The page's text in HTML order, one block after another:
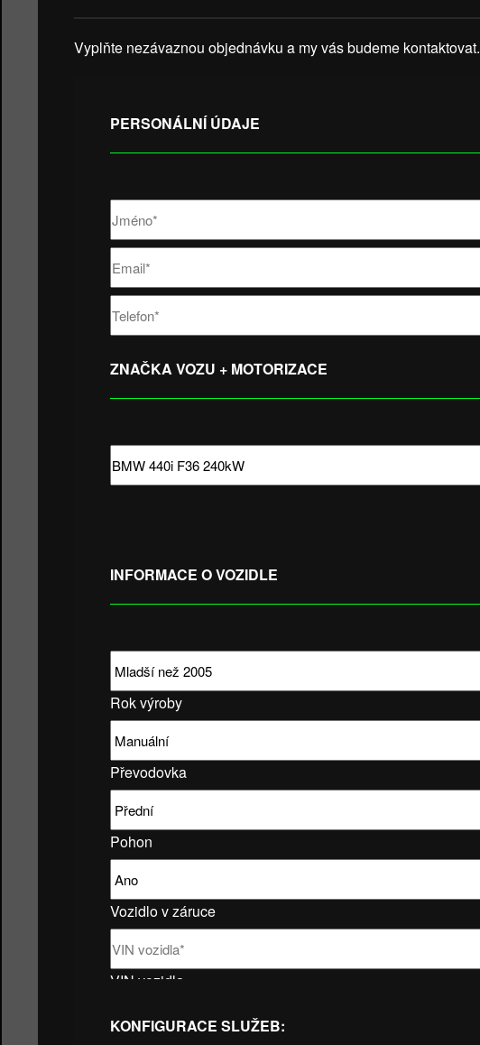
Vyplňte nezávaznou objednávku a my vás budeme kontaktovat.
PERSONÁLNÍ ÚDAJE
ZNAČKA VOZU + MOTORIZACE
INFORMACE O VOZIDLE
Rok výroby
Převodovka
Pohon
Vozidlo v záruce
VIN vozidla
KONFIGURACE SLUŽEB: